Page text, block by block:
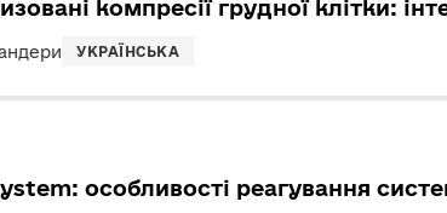
компресії грудної клітки:
УКРАЇНСЬКА
особливості реагування